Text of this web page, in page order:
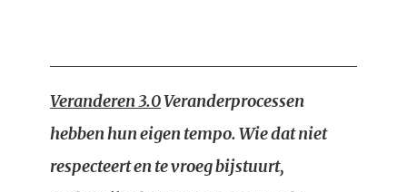
Veranderen 3.0Veranderprocessen
hebben hun eigen tempo. Wie dat niet
respecteert en te vroeg bijstuurt,